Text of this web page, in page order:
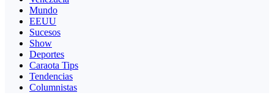
Mundo
EEUU
Sucesos
Show
Deportes
Caraota Tips
Tendencias
Columnistas